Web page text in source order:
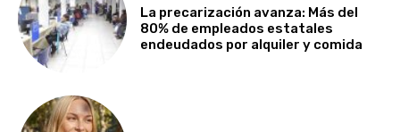
La precarización avanza: Más del
80% de empleados estatales
endeudados por alquiler y comida